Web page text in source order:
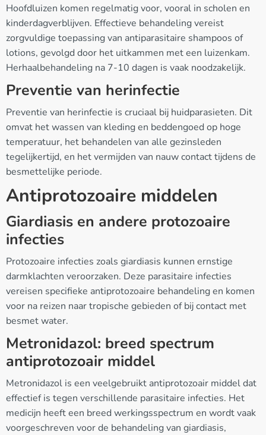
Hoofdluizen komen regelmatig voor, vooral in scholen en
kinderdagverblijven. Effectieve behandeling vereist
zorgvuldige toepassing van antiparasitaire shampoos of
lotions, gevolgd door het uitkammen met een luizenkam.
Herhaalbehandeling na 7-10 dagen is vaak noodzakelijk.
Preventie van herinfectie
Preventie van herinfectie is cruciaal bij huidparasieten. Dit
omvat het wassen van kleding en beddengoed op hoge
temperatuur, het behandelen van alle gezinsleden
tegelijkertijd, en het vermijden van nauw contact tijdens de
besmettelijke periode.
Antiprotozoaire middelen
Giardiasis en andere protozoaire
infecties
Protozoaire infecties zoals giardiasis kunnen ernstige
darmklachten veroorzaken. Deze parasitaire infecties
vereisen specifieke antiprotozoaire behandeling en komen
voor na reizen naar tropische gebieden of bij contact met
besmet water.
Metronidazol: breed spectrum
antiprotozoair middel
Metronidazol is een veelgebruikt antiprotozoair middel dat
effectief is tegen verschillende parasitaire infecties. Het
medicijn heeft een breed werkingsspectrum en wordt vaak
voorgeschreven voor de behandeling van giardiasis,